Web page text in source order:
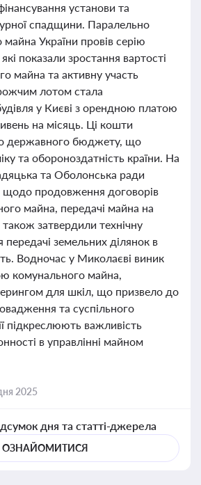
установи та
спадщини. Паралельно
України провів серію
показали зростання вартості
майна та активну участь
лотом стала
у Києві з орендною платою
на місяць. Ці кошти
державного бюджету, що
та обороноздатність країни. На
та Оболонська ради
щодо продовження договорів
майна, передачі майна на
також затвердили технічну
земельних ділянок в
Водночас у Миколаєві виник
комунального майна,
для шкіл, що призвело до
та суспільного
підкреслюють важливість
в управлінні майном
2025
дня та статті-джерела
ОЗНАЙОМИТИСЯ